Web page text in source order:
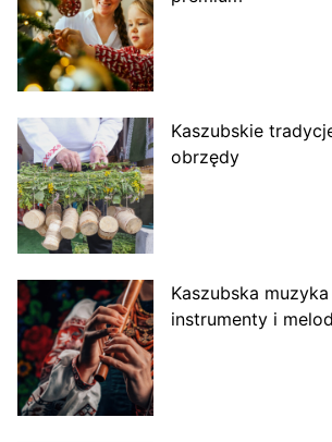
Kaszubskie
obrzędy
Kaszubska
instrumenty i